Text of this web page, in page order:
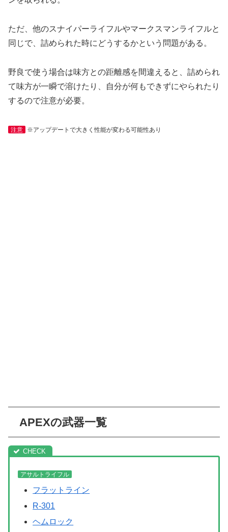
ただ、他のスナイパーライフルやマークスマンライフルと
同じで、詰められた時にどうするかという問題がある。
野良で使う場合は味方との距離感を間違えると、詰められ
て味方が一瞬で溶けたり、自分が何もできずにやられたり
するので注意が必要。
注意 ※アップデートで大きく性能が変わる可能性あり
APEXの武器一覧
アサルトライフル
フラットライン
R-301
ヘムロック